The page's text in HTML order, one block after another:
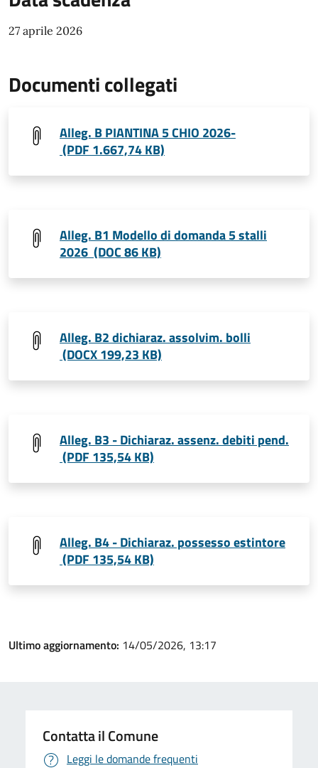
27 aprile 2026
Documenti collegati
Alleg. B PIANTINA 5 CHIO 2026-
(PDF 1.667,74 KB)
Alleg. B1 Modello di domanda 5 stalli
2026 (DOC 86 KB)
Alleg. B2 dichiaraz. assolvim. bolli
(DOCX 199,23 KB)
Alleg. B3 - Dichiaraz. assenz. debiti pend.
(PDF 135,54 KB)
Alleg. B4 - Dichiaraz. possesso estintore
(PDF 135,54 KB)
Ultimo aggiornamento: 14/05/2026, 13:17
Contatta il Comune
Leggi le domande frequenti